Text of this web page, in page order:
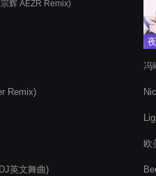
辉 AEZR Remix)
Remix)
英文舞曲)
冯
欧